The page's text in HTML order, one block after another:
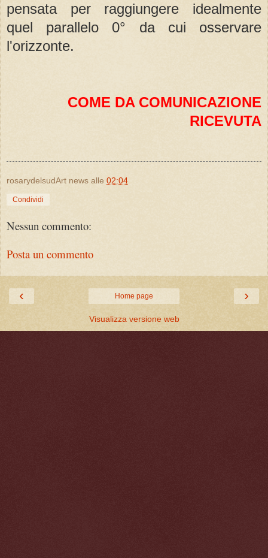
pensata per raggiungere idealmente
quel parallelo 0° da cui osservare
l'orizzonte.
COME DA COMUNICAZIONE
RICEVUTA
rosarydelsudArt news alle 02:04
Condividi
Nessun commento:
Posta un commento
‹ ›
Home page
Visualizza versione web